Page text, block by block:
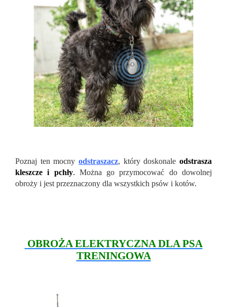
Poznaj ten mocny odstraszacz, który doskonale odstrasza
kleszcze i pchły. Można go przymocować do dowolnej
obroży i jest przeznaczony dla wszystkich psów i kotów.
OBROŻA ELEKTRYCZNA DLA PSA
TRENINGOWA